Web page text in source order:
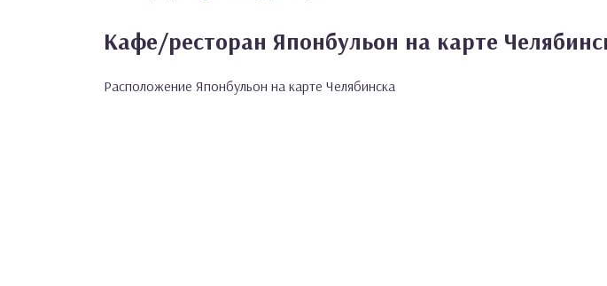
Кафе/ресторан Японбульон на карте
Расположение Японбульон на карте Челябинска